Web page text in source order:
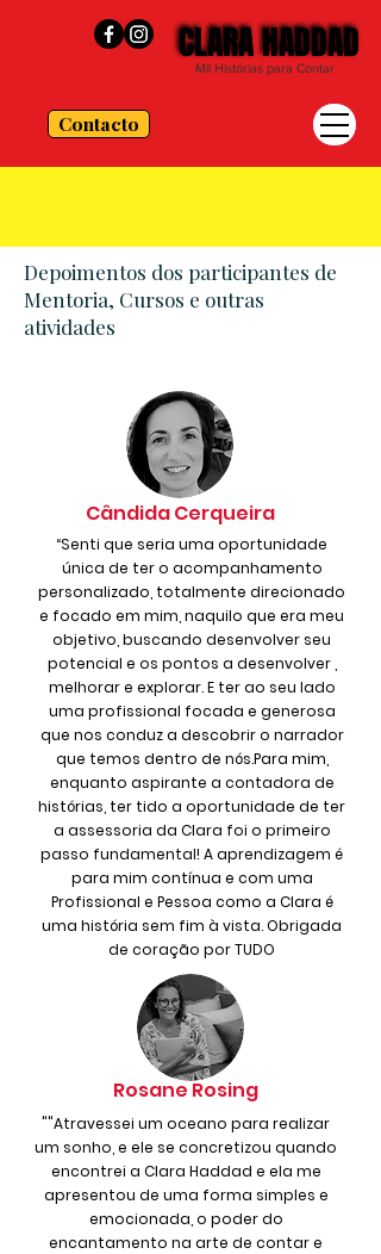
Contacto
CLARA HADDAD
CLARA HADDAD
Mil Histórias para Contar
Depoimentos dos participantes de
Mentoria, Cursos e outras
atividades
Cândida Cerqueira
“Senti que seria uma oportunidade
única de ter o acompanhamento
personalizado, totalmente direcionado
e focado em mim, naquilo que era meu
objetivo, buscando desenvolver seu
potencial e os pontos a desenvolver ,
melhorar e explorar. E ter ao seu lado
uma profissional focada e generosa
que nos conduz a descobrir o narrador
que temos dentro de nós.Para mim,
enquanto aspirante a contadora de
histórias, ter tido a oportunidade de ter
a assessoria da Clara foi o primeiro
passo fundamental! A aprendizagem é
para mim contínua e com uma
Profissional e Pessoa como a Clara é
uma história sem fim à vista. Obrigada
de coração por TUDO
Rosane Rosing
""Atravessei um oceano para realizar
um sonho, e ele se concretizou quando
encontrei a Clara Haddad e ela me
apresentou de uma forma simples e
emocionada, o poder do
encantamento na arte de contar e